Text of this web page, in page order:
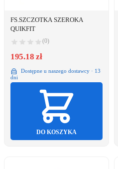
FS.SZCZOTKA SZEROKA
QUIKFIT
(0)
195.18 zł
Dostępne u naszego dostawcy · 13
dni
DO KOSZYKA